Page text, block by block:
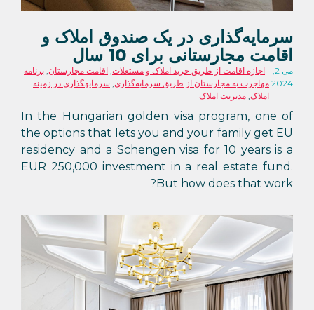
سرمایه‌گذاری در یک صندوق املاک و
اقامت مجارستانی برای 10 سال
می 2,
2024
اجازه اقامت از طریق خرید املاک و مستغلات, اقامت مجارستان, برنامه
مهاجرت به مجارستان از طریق سرمایه‌گذاری, سرمایهگذاری در زمینه
املاک, مدیریت املاک
In the Hungarian golden visa program, one of
the options that lets you and your family get EU
residency and a Schengen visa for 10 years is a
EUR 250,000 investment in a real estate fund.
But how does that work?